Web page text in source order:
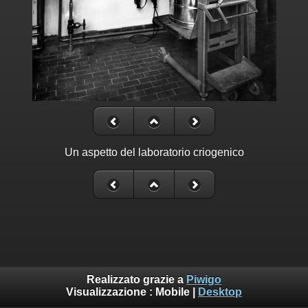
Un aspetto del laboratorio criogenico
Realizzato grazie a Piwigo
Visualizzazione : Mobile Desktop